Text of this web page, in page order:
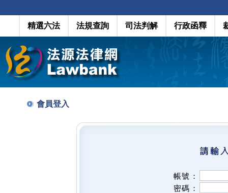
精選六法 法規查詢 司法判解 行政函釋
會員登入
帳號：
密碼：